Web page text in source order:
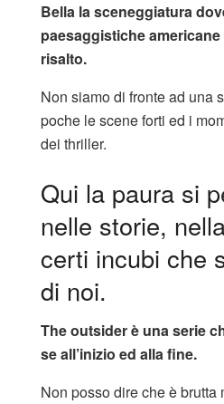
Bella la sceneggiatura
paesaggistiche
risalto.
Non siamo di fronte ad una
poche le scene forti ed i
dei thriller.
Qui la paura si
nelle storie,
certi incubi che
di noi.
The outsider è una serie
se all’inizio ed alla fine.
Non posso dire che è brutta